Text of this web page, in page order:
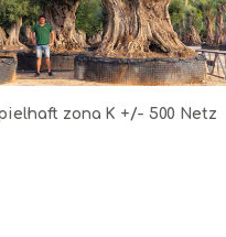
zona K +/- 500 Netz